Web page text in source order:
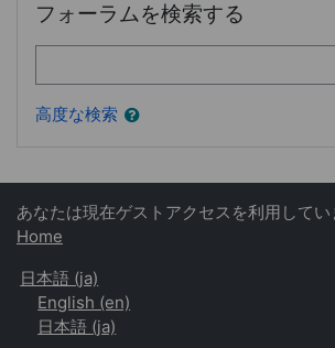
フォーラムを検索する
高度な検索
あなたは現在ゲストアクセスを利用してい
Home
日本語 ‎(ja)‎
English ‎(en)‎
日本語 ‎(ja)‎